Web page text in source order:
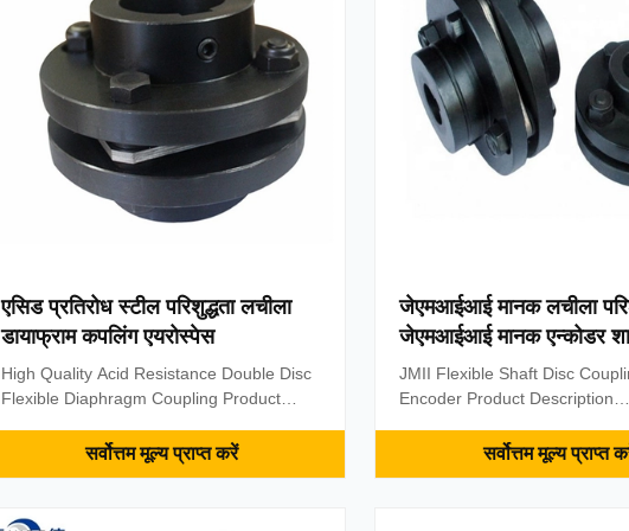
of JM Series Diaphragm Coupling: 1.
Compensation two axis misalignment
between the bolts. A disc
substantial performance
management
एसिड प्रतिरोध स्टील परिशुद्धता लचीला
डायाफ्राम कपलिंग एयरोस्पेस
High Quality Acid Resistance Double Disc
Flexible Diaphragm Coupling Product
Several sets of diaphragms (stainless
diaphragms is made up of several stacks,
सर्वोत्तम मूल्य प्राप्त करें
जेएमआईआई मानक लचीला
जेएमआईआई मानक एन्कोडर
JMII Flexible Shaft Disc
Encoder Product Description
Coupling: 1. Compensation
सर्वोत्तम मूल्य प्राप्त